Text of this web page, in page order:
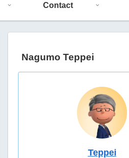
Contact
Nagumo Teppei
Teppei